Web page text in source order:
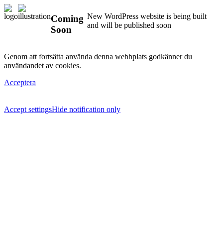
Coming
Soon
New WordPress website is being built
and will be published soon
Genom att fortsätta använda denna webbplats godkänner du
användandet av cookies.
Acceptera
Accept settingsHide notification only